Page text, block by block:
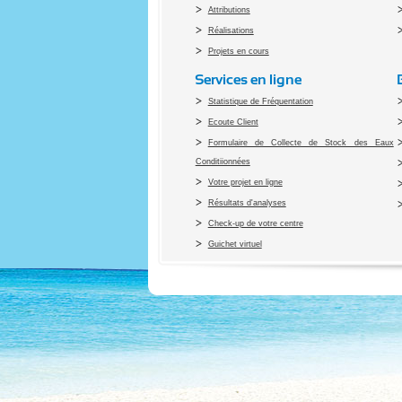
Attributions
Réalisations
Projets en cours
Services en ligne
Statistique de Fréquentation
Ecoute Client
Formulaire de Collecte de Stock des Eaux
Conditiionnées
Votre projet en ligne
Résultats d'analyses
Check-up de votre centre
Guichet virtuel